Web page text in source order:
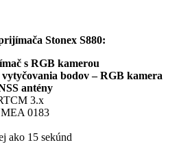
Stonex S880:
s RGB kamerou
bodov – RGB kamera
antény
3.x
0183
ako 15 sekúnd